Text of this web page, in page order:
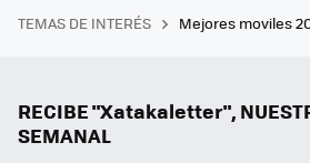
TEMAS DE INTERÉS Mejores moviles
RECIBE "Xatakaletter",
SEMANAL